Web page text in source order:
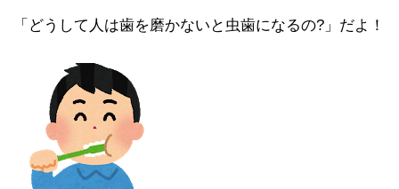
「どうして人は歯を磨かないと虫歯になるの?」だよ！